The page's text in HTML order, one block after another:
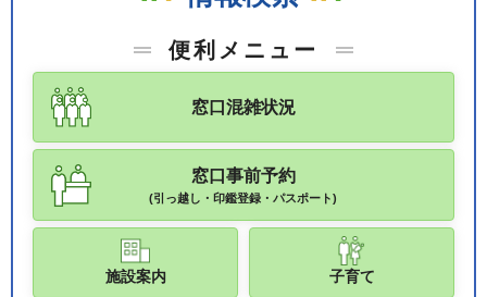
便利メニュー
窓口混雑状況
窓口事前予約
(引っ越し・印鑑登録・パスポート)
施設案内 子育て